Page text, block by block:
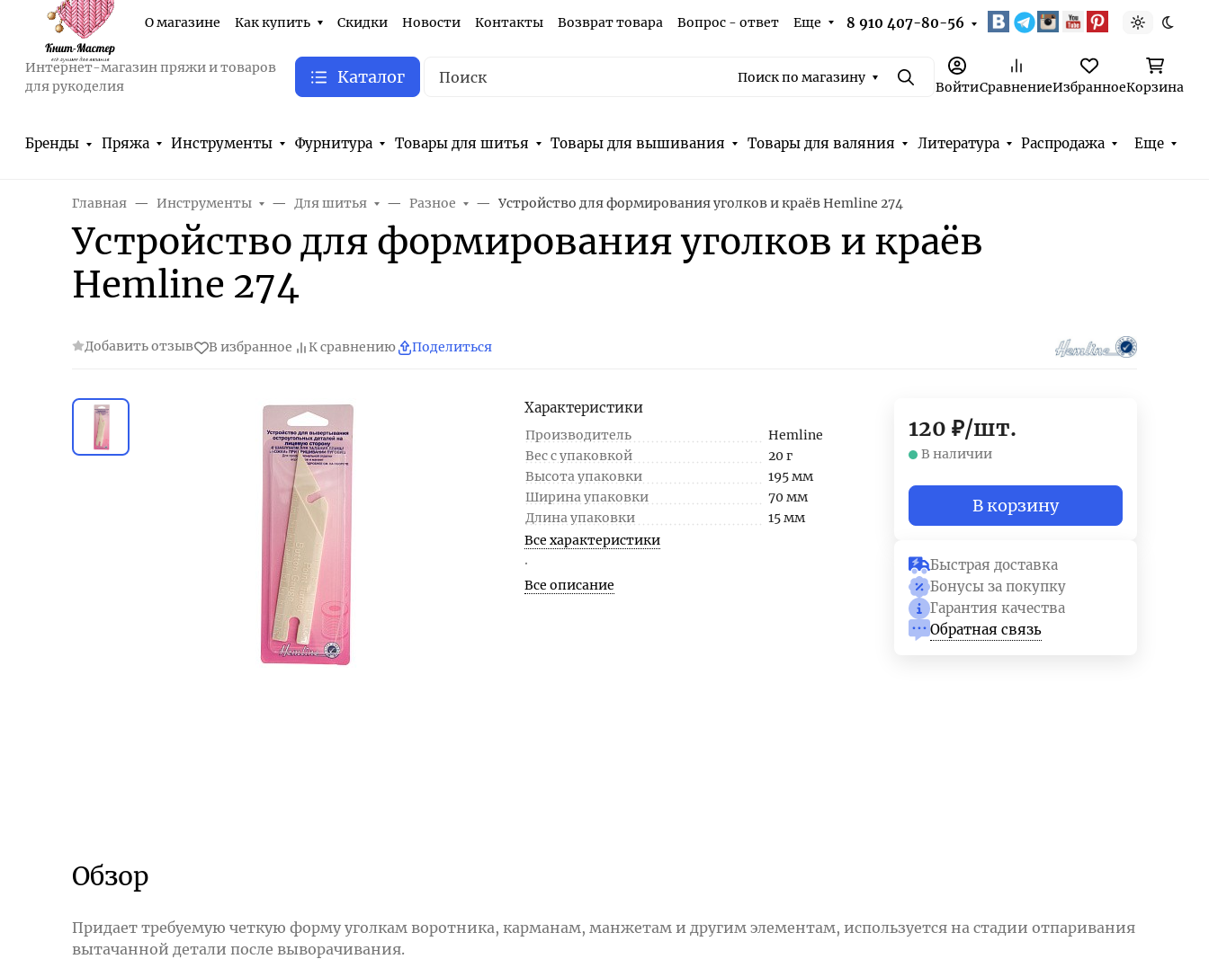
О магазине Как купить Скидки Новости Контакты Возврат товара Вопрос - ответ Еще 8 910 407-80-56 Светлая
Интернет-магазин пряжи и товаров
для рукоделия
Каталог Поиск по магазину ПоискВойтиСравнениеИзбранноеКорзина
Бренды Пряжа Инструменты Фурнитура Товары для шитья Товары для вышивания Товары для валяния Литература Распродажа Еще
Главная Инструменты Для шитья Разное Устройство для формирования уголков и краёв Hemline 274
Устройство для формирования уголков и краёв
Hemline 274
Добавить отзыв В избранное К сравнению Поделиться
Характеристики
Производитель
Hemline
Вес с упаковкой
20 г
Высота упаковки
195 мм
Ширина упаковки
70 мм
Длина упаковки
15 мм
Все характеристики
.
Все описание
120 ₽/шт.
В наличии
В корзину
Быстрая доставка
Бонусы за покупку
Гарантия качества
Обратная связь
Обзор
Придает требуемую четкую форму уголкам воротника, карманам, манжетам и другим элементам, используется на стадии отпаривания
вытачанной детали после выворачивания.